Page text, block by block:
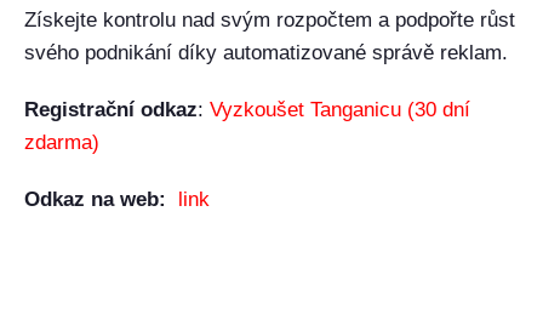
Získejte kontrolu nad svým rozpočtem a podpořte růst
svého podnikání díky automatizované správě reklam.
Registrační odkaz: Vyzkoušet Tanganicu (30 dní
zdarma)
Odkaz na web: link